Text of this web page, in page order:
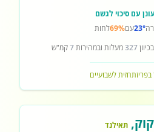
עם סיכוי לגשם
23°עם69%לחות
בכיוון327מעלות ובמהירות7קמ"ש
בפריזתחזית לשבועיים
, תאילנד